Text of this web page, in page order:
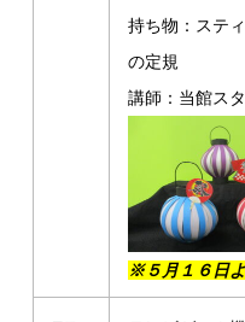
持ち物：ステ
の定規
講師：当館ス
※５月１６日よ